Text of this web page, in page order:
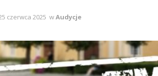
czerwca 2025 wAudycje